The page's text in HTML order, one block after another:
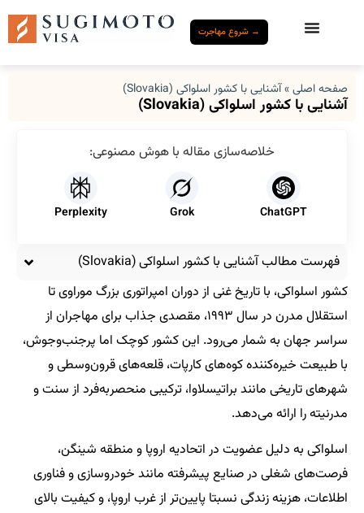
→ شروع مهاجرت
صفحه اصلی»آشنایی با کشور اسلواکی (Slovakia)
آشنایی با کشور اسلواکی (Slovakia)
خلاصه‌سازی مقاله با هوش مصنوعی:
ChatGPT
Grok
Perplexity
فهرست مطالب آشنایی با کشور اسلواکی (Slovakia)
کشور اسلواکی، با تاریخ غنی از دوران امپراتوری بزرگ موراوی تا
استقلال مدرن در سال ۱۹۹۳، مقصدی جذاب برای مهاجران از
سراسر جهان به شمار می‌رود. این کشور کوچک اما پرجنب‌وجوش،
با طبیعت خیره‌کننده کوه‌های کارپات، قلعه‌های قرون‌وسطی و
شهرهای تاریخی مانند براتیسلاوا، ترکیبی منحصربه‌فرد از سنت و
مدرنیته را ارائه می‌دهد.
اسلواکی به دلیل عضویت در اتحادیه اروپا و منطقه شینگن،
فرصت‌های شغلی در صنایع پیشرفته مانند خودروسازی و فناوری
اطلاعات، هزینه زندگی نسبتا پایین‌تر از غرب اروپا، و کیفیت بالای